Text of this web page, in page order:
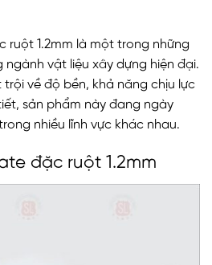
ruột 1.2mm là một trong những
vật liệu xây dựng hiện đại.
trội về độ bền, khả năng chịu lực
sản phẩm này đang ngày
nhiều lĩnh vực khác nhau.
đặc ruột 1.2mm